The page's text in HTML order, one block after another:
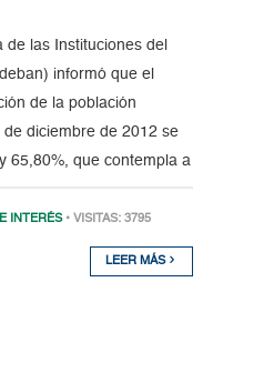
de las Instituciones del
informó que el
de la población
diciembre de 2012 se
65,80%, que contempla a
INTERÉS • VISITAS: 3795
LEER MÁS